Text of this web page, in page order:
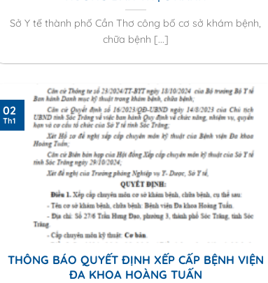
Sở Y tế thành phố Cần Thơ công bố cơ sở khám bệnh,
chữa bệnh [...]
THÔNG BÁO QUYẾT ĐỊNH XẾP CẤP BỆNH VIỆN
ĐA KHOA HOÀNG TUẤN
02
Th1